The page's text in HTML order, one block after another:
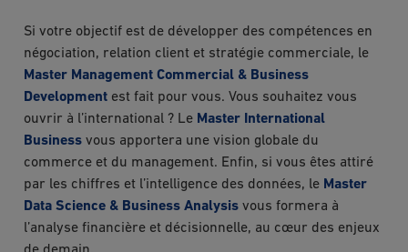
Si votre objectif est de développer des compétences en
négociation, relation client et stratégie commerciale, le
Master Management Commercial & Business
Development est fait pour vous. Vous souhaitez vous
ouvrir à l’international ? Le Master International
Business vous apportera une vision globale du
commerce et du management. Enfin, si vous êtes attiré
par les chiffres et l’intelligence des données, le Master
Data Science & Business Analysis vous formera à
l’analyse financière et décisionnelle, au cœur des enjeux